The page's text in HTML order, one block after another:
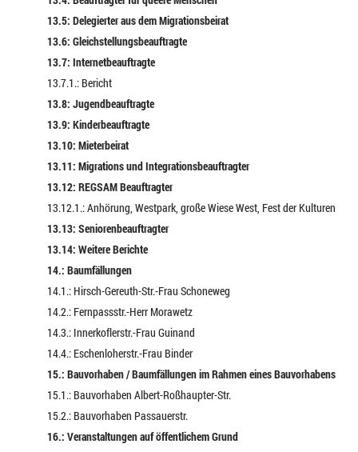
13.5: Delegierter aus dem Migrationsbeirat
13.6: Gleichstellungsbeauftragte
13.7: Internetbeauftragte
13.7.1.: Bericht
13.8: Jugendbeauftragte
13.9: Kinderbeauftragte
13.10: Mieterbeirat
13.11: Migrations und Integrationsbeauftragter
13.12: REGSAM Beauftragter
13.12.1.: Anhörung, Westpark, große Wiese West, Fest der Kulturen
13.13: Seniorenbeauftragter
13.14: Weitere Berichte
14.: Baumfällungen
14.1.: Hirsch-Gereuth-Str.-Frau Schoneweg
14.2.: Fernpassstr.-Herr Morawetz
14.3.: Innerkoflerstr.-Frau Guinand
14.4.: Eschenloherstr.-Frau Binder
15.: Bauvorhaben / Baumfällungen im Rahmen eines Bauvorhabens
15.1.: Bauvorhaben Albert-Roßhaupter-Str.
15.2.: Bauvorhaben Passauerstr.
16.: Veranstaltungen auf öffentlichem Grund